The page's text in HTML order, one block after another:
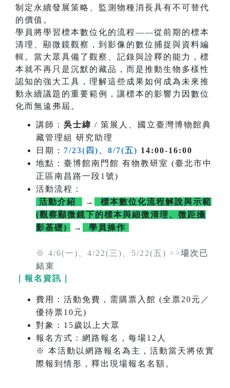
制定永續發展策略、監測物種消長具有不可替代
的價值。
學員將學習標本數位化的流程——從前期的標本
清理、顯微鏡觀察，到影像的數位捕捉與資料編
輯。當大眾具備了觀察、記錄與詮釋的能力，標
本就不再只是沉默的藏品，而是推動生物多樣性
認知的強大工具，理解這些成果如何成為未來推
動永續議題的重要範例，讓標本的影響力因數位
化而無遠弗屆。
講師： 吳士緯 / 策展人、國立臺灣博物館典
藏管理組 研究助理
日期： 7/23(四)、8/7(五) 14:00-16:00
地點：臺博館南門館 有物教研室 (臺北市中
正區南昌路一段1號)
活動流程：
活動介紹
→
標本數位化流程解說與示範
(觀察顯微鏡下的標本與細微清理、微距攝
影基礎)
→ 學員操作
※ 4/6(一)、4/22(三)、5/22(五) >>場次已
結束
｜報名資訊｜
費用：活動免費，需購票入館 (全票20元／
優待票10元)
對象：15歲以上大眾
報名方式：網路報名，每場12人
※ 本活動以網路報名為主，活動當天將依實
際報到情形，釋出現場報名名額。